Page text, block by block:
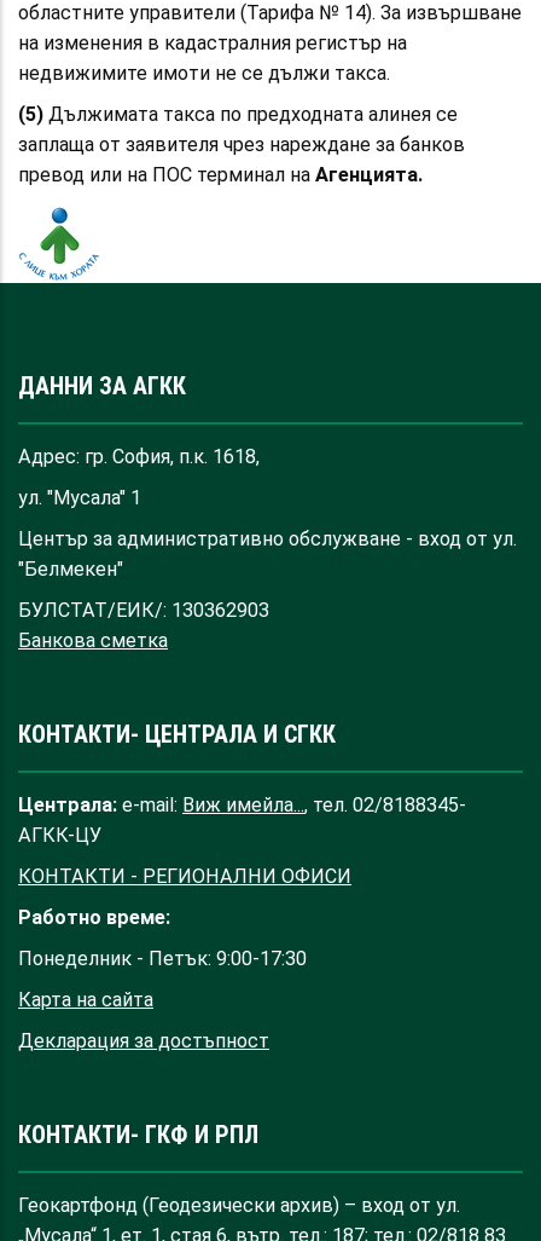
областните управители (Тарифа № 14). За извършване
на изменения в кадастралния регистър на
недвижимите имоти не се дължи такса.
(5) Дължимата такса по предходната алинея се
заплаща от заявителя чрез нареждане за банков
превод или на ПОС терминал на Агенцията.
ДАННИ ЗА АГКК
Адрес: гр. София, п.к. 1618,
ул. "Мусала" 1
Център за административно обслужване - вход от ул.
"Белмекен"
БУЛСТАТ/ЕИК/: 130362903
Банкова сметка
КОНТАКТИ- ЦЕНТРАЛА И СГКК
Централа: e-mail: Виж имейла..., тел. 02/8188345-
АГКК-ЦУ
КОНТАКТИ - РЕГИОНАЛНИ ОФИСИ
Работно време:
Понеделник - Петък: 9:00-17:30
Карта на сайта
Декларация за достъпност
КОНТАКТИ- ГКФ И РПЛ
Геокартфонд (Геодезически архив) – вход от ул.
„Мусала“ 1, ет. 1, стая 6, вътр. тел.: 187; тел.: 02/818 83